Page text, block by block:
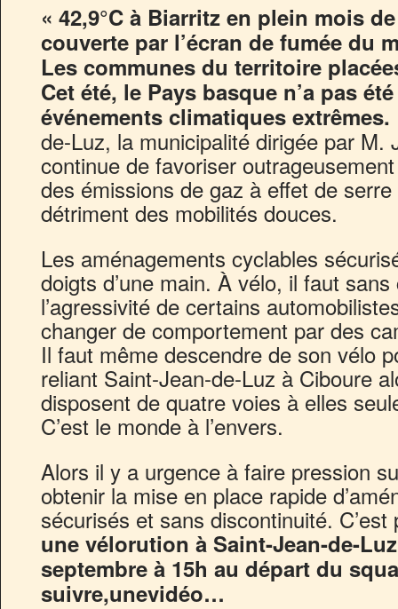
« 42,9°C à Biarritz en plein mois
couverte par l’écran de fumée du
Les communes du territoire
Cet été, le Pays basque n’a pas
événements climatiques extrêmes.
de-Luz, la municipalité dirigée par M.
continue de favoriser
des émissions de gaz à effet de
détriment des mobilités douces.
Les aménagements cyclables
doigts d’une main. À vélo, il faut
l’agressivité de certains
changer de comportement par des
Il faut même descendre de son vélo
reliant Saint-Jean-de-Luz à Ciboure
disposent de quatre voies à elles
C’est le monde à l’envers.
Alors il y a urgence à faire pression
obtenir la mise en place rapide
sécurisés et sans discontinuité.
une vélorution à Saint-Jean-de-
septembre à 15h au départ du
suivre,unevidéo…